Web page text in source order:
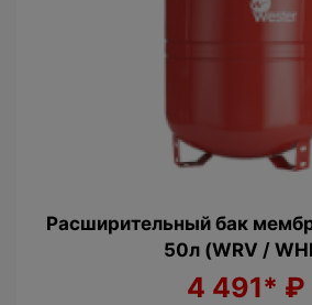
Расширительный бак
50л (WRV /
4 491* ₽